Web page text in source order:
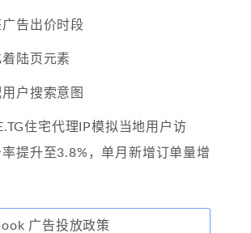
告出价时段
着陆页元素
户搜索意图
住宅代理IP模拟当地用户访
提升至3.8%，单月新增订单量增
广告投放政策